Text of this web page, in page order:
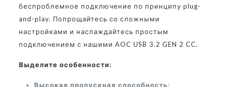
беспроблемное подключение по принципу plug-
and-play. Попрощайтесь со сложными
настройками и наслаждайтесь простым
подключением с нашими AOC USB 3.2 GEN 2 CC.
Выделите особенности:
Высокая пропускная способность: